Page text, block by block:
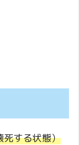
死する状態）